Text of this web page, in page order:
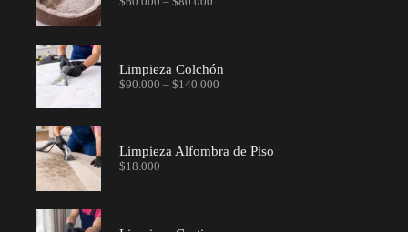
Limpieza Colchón
$90.000 – $140.000
Limpieza Alfombra de Piso
$18.000